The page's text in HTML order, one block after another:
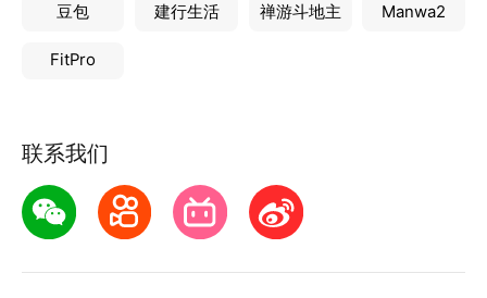
豆包 建行生活 禅游斗地主 Manwa2
FitPro
联系我们